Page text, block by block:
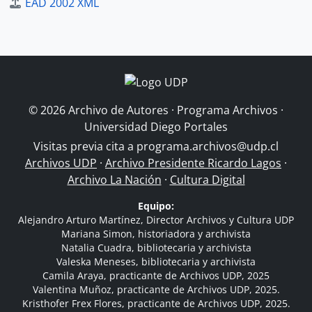
© 2026 Archivo de Autores · Programa Archivos ·
Universidad Diego Portales
Visitas previa cita a programa.archivos@udp.cl
Archivos UDP · Archivo Presidente Ricardo Lagos ·
Archivo La Nación · Cultura Digital
Equipo:
Alejandro Arturo Martínez, Director Archivos y Cultura UDP
Mariana Simon, historiadora y archivista
Natalia Cuadra, bibliotecaria y archivista
Valeska Meneses, bibliotecaria y archivista
Camila Araya, practicante de Archivos UDP, 2025
Valentina Muñoz, practicante de Archivos UDP, 2025.
Kristhofer Frex Flores, practicante de Archivos UDP, 2025.